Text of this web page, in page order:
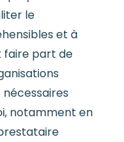
le
et à
faire part de
notamment en